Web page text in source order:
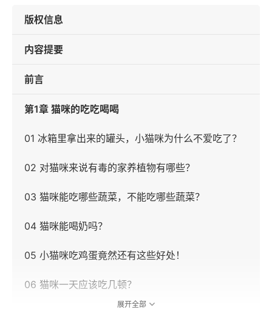
版权信息
内容提要
前言
第1章 猫咪的吃吃喝喝
01 冰箱里拿出来的罐头，小猫咪为什么不爱吃了？
02 对猫咪来说有毒的家养植物有哪些？
03 猫咪能吃哪些蔬菜，不能吃哪些蔬菜？
04 猫咪能喝奶吗？
05 小猫咪吃鸡蛋竟然还有这些好处！
06 猫咪一天应该吃几顿？
展开全部